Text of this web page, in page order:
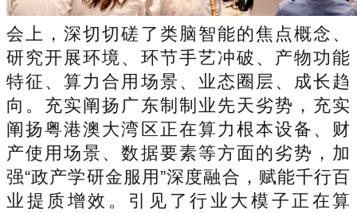
会上，深切切磋了类脑智能的焦点概念、
研究开展环境、环节手艺冲破、产物功能
特征、算力合用场景、业态圈层、成长趋
向。充实阐扬广东制制业先天劣势，充实
阐扬粤港澳大湾区正在算力根本设备、财
产使用场景、数据要素等方面的劣势，加
强“政产学研金服用”深度融合，赋能千行百
业提质增效。引见了行业大模子正在算